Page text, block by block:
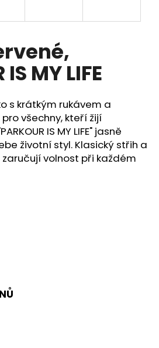
MY LIFE
s krátkým rukávem a
všechny, kteří žijí
IS MY LIFE" jasně
životní styl. Klasický střih a
volnost při každém
HLEDAT